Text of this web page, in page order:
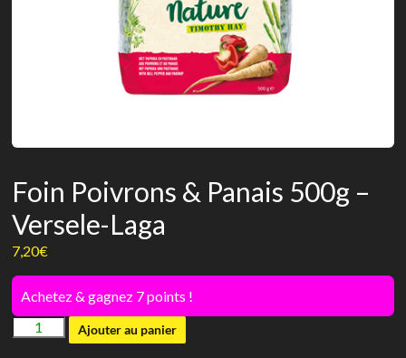
Foin Poivrons & Panais 500g –
Versele-Laga
7,20€
Achetez & gagnez 7 points !
quantité
Ajouter au panier